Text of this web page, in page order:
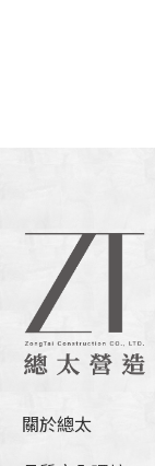
關於總太